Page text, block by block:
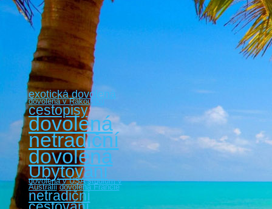
exotická dovolená
dovolená v Rakousku
cestopisy
dovolená
netradiční
dovolená
Ubytování
dovolená v USA studium v
Austrálii dovolená Francie
netradiční